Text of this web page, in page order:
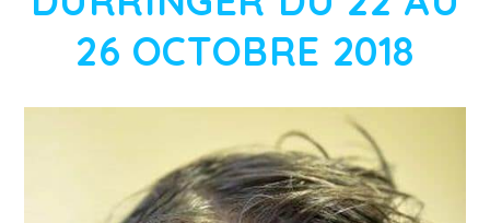
26 OCTOBRE 2018